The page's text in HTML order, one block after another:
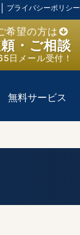
プライバシーポリシー
希望の方は
・ご相談
日メール受付！
無料サービス